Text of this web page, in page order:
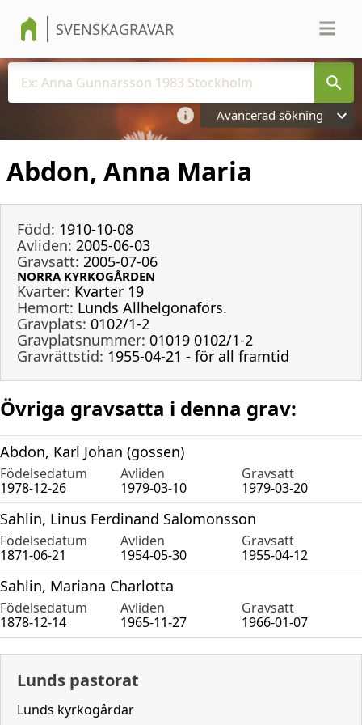
SVENSKAGRAVAR
Avancerad sökning
Abdon, Anna Maria
Född: 1910-10-08
Avliden: 2005-06-03
Gravsatt: 2005-07-06
NORRA KYRKOGÅRDEN
Kvarter: Kvarter 19
Hemort: Lunds Allhelgonaförs.
Gravplats: 0102/1-2
Gravplatsnummer: 01019 0102/1-2
Gravrättstid: 1955-04-21 - för all framtid
Övriga gravsatta i denna grav:
Abdon, Karl Johan (gossen)
Födelsedatum Avliden
Gravsatt
1978-12-26
1979-03-10 1979-03-20
Sahlin, Linus Ferdinand Salomonsson
Födelsedatum Avliden
Gravsatt
1871-06-21
1954-05-30 1955-04-12
Sahlin, Mariana Charlotta
Födelsedatum Avliden
Gravsatt
1878-12-14
1965-11-27 1966-01-07
Lunds pastorat
Lunds kyrkogårdar